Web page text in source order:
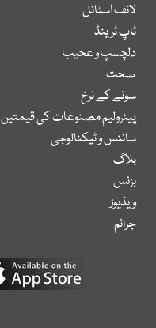
لائف اسٹائل
ٹاپ ٹرینڈ
دلچسپ و عجیب
صحت
سونے کے نرخ
پیٹرولیم مصنوعات کی قیمتیں
سائنس و ٹیکنالوجی
بلاگ
بزنس
ویڈیوز
جرائم